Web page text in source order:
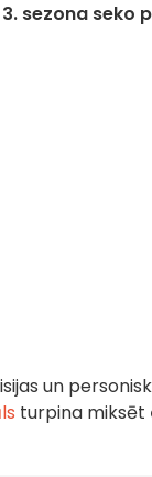
sezona seko
un
turpina miksēt